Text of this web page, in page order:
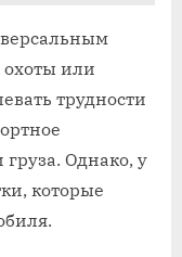
охоты или
трудности
Однако, у
которые